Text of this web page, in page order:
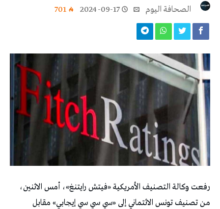
2024-09-17
701
رفعت وكالة التصنيف الأمريكية «فيتش رايتنغ»، أمس الاثنين،
من تصنيف تونس الائتماني إلى «سي سي سي إيجابي» مقابل